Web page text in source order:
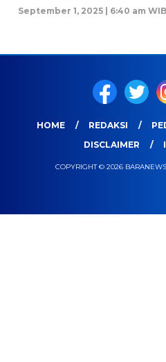
September 1, 2025 | 6:40 am WIB
HOME REDAKSI
DISCLAIMER
COPYRIGHT © 2026